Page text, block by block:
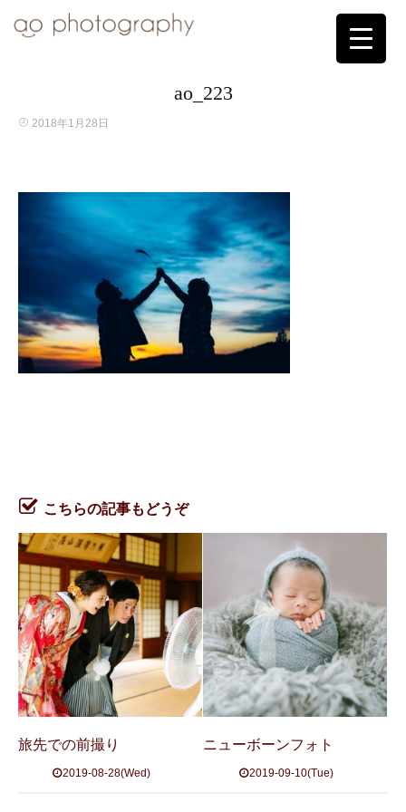
ao_223
2018年1月28日
こちらの記事もどうぞ
旅先での前撮り
2019-08-28(Wed)
ニューボーンフォト
2019-09-10(Tue)